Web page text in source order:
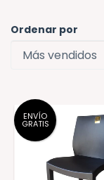
Ordenar por
ENVÍO
GRATIS